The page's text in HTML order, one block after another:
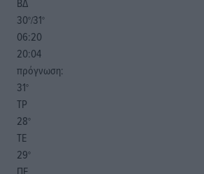
30°/31°
06:20
20:04
πρόγνωση:
31°
ΤΡ
28°
ΤΕ
29°